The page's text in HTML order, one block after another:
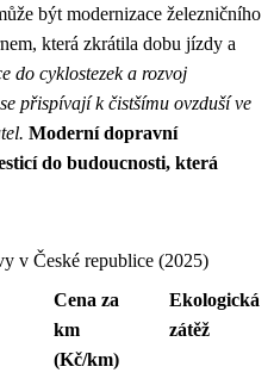
být modernizace železničního
která zkrátila dobu jízdy a
do cyklostezek a rozvoj
přispívají k čistšímu ovzduší ve
Moderní dopravní
do budoucnosti, která
v České republice (2025)
Cena za
km
(Kč/km)
Ekologická
zátěž